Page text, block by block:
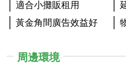
適合小攤販租用
黃金角間廣告效益好
周邊環境